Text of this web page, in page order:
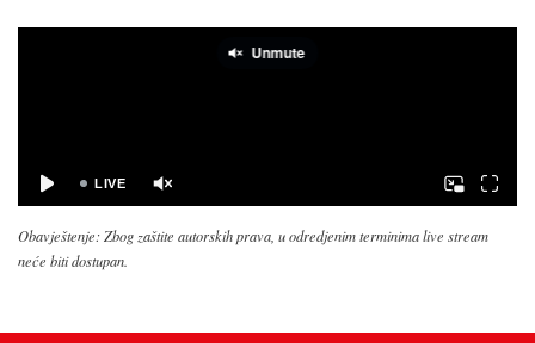
Obavještenje: Zbog zaštite autorskih prava, u odredjenim terminima live stream
neće biti dostupan.